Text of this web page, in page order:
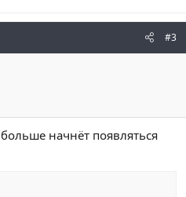
#3
начнёт появляться